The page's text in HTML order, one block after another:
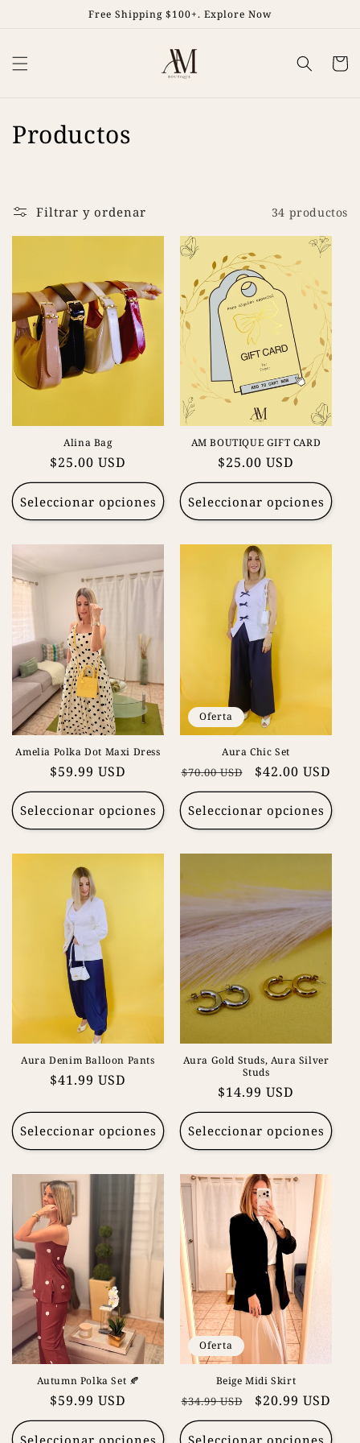
directamenteFree Shipping $100+. Explore Now
Carrito
C
e
c
i
ó
n
Productos
Filtrar y ordenar 34 productos
Alina Bag
Precio
habitual
$25.00 USD
Seleccionar opciones
AM BOUTIQUE GIFT CARD
Precio
habitual
$25.00 USD
Seleccionar opciones
Amelia Polka Dot Maxi Dress
Precio
habitual
$59.99 USD
Seleccionar opciones
Oferta
Aura Chic Set
Precio
habitual
$70.00 USD
Precio
de
oferta
$42.00 USD
Seleccionar opciones
Aura Denim Balloon Pants
Precio
$41.99 USD
Seleccionar opciones
Aura Gold Studs, Aura Silver
Studs
Precio
habitual
$14.99 USD
Seleccionar opciones
Autumn Polka Set 🍂
Precio
habitual
$59.99 USD
Seleccionar opciones
Oferta
Beige Midi Skirt
Precio
habitual
$34.99 USD
Precio
de
oferta
$20.99 USD
Seleccionar opciones